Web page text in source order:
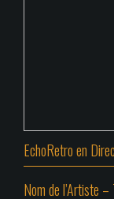
EchoRetro en
Nom de l’Artiste